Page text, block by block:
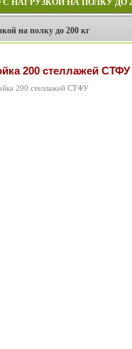
НА ПОЛКУ ДО
на полку до 200 кг
200 стеллажей СТФУ